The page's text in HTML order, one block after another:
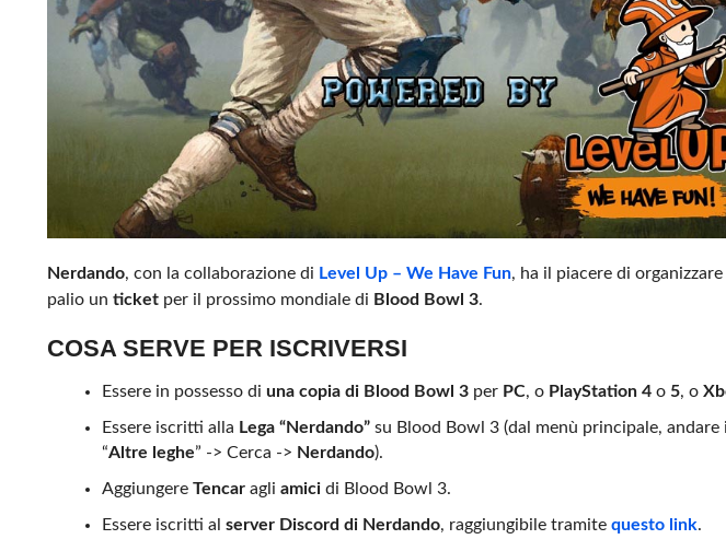
Nerdando, con la collaborazione di Level Up – We Have Fun, ha il piacere di organizzare
palio un ticketper il prossimo mondiale di Blood Bowl 3.
COSA SERVE PER ISCRIVERSI
Essere in possesso di una copia di Blood Bowl 3per PC, o PlayStation 4o 5, o
Essere iscritti alla Lega “Nerdando”su Blood Bowl 3 (dal menù principale, andare
“Altre leghe” -> Cerca -> Nerdando).
Aggiungere Tencaragli amicidi Blood Bowl 3.
Essere iscritti al server Discord di Nerdando, raggiungibile tramite questo link.